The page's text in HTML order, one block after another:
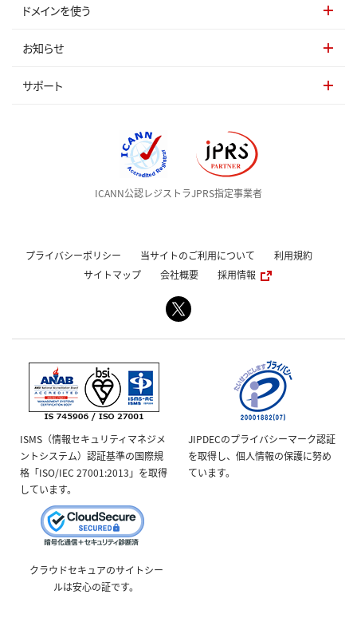
ドメインを使う
お知らせ
サポート
ICANN公認レジストラJPRS指定事業者
プライバシーポリシー 当サイトのご利用について
利用規約
サイトマップ
会社概要 採用情報
ISMS（情報セキュリティマネジメ
ントシステム）認証基準の国際規
格「ISO/IEC 27001:2013」を取得
しています。
JIPDECのプライバシーマーク認証
を取得し、個人情報の保護に努め
ています。
クラウドセキュアのサイトシー
ルは安心の証です。